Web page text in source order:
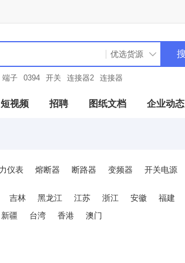
端子 0394 开关 连接器2 连接器
短视频 招聘 图纸文档 企业动态
仪表 熔断器 断路器 变频器 开关电源
和配件 光源/灯具及配件 驱动与运动控制
设备 工业流量传感器
吉林 黑龙江 江苏 浙江 安徽 福建
新疆 台湾 香港 澳门